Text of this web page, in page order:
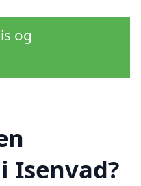
og
Isenvad?